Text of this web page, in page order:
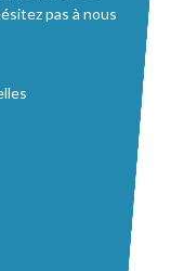
pas à nous